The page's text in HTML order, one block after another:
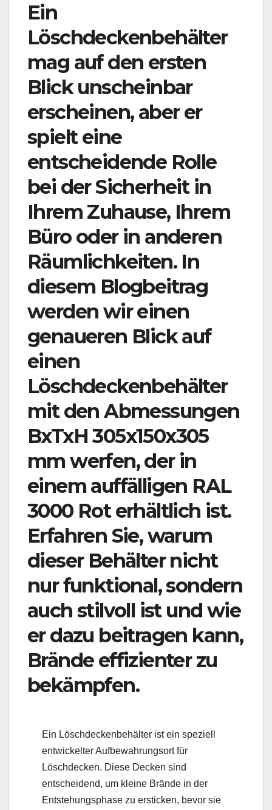
Ein
Löschdeckenbehälter
mag auf den ersten
Blick unscheinbar
erscheinen, aber er
spielt eine
entscheidende Rolle
bei der Sicherheit in
Ihrem Zuhause, Ihrem
Büro oder in anderen
Räumlichkeiten. In
diesem Blogbeitrag
werden wir einen
genaueren Blick auf
einen
Löschdeckenbehälter
mit den Abmessungen
BxTxH 305x150x305
mm werfen, der in
einem auffälligen RAL
3000 Rot erhältlich ist.
Erfahren Sie, warum
dieser Behälter nicht
nur funktional, sondern
auch stilvoll ist und wie
er dazu beitragen kann,
Brände effizienter zu
bekämpfen.
Ein Löschdeckenbehälter ist ein speziell
entwickelter Aufbewahrungsort für
Löschdecken. Diese Decken sind
entscheidend, um kleine Brände in der
Entstehungsphase zu ersticken, bevor sie